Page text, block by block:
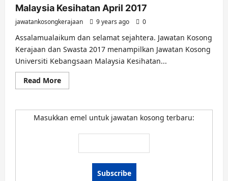
Malaysia Kesihatan April 2017
jawatankosongkerajaan 9 years ago 0
Assalamualaikum dan selamat sejahtera. Jawatan Kosong
Kerajaan dan Swasta 2017 menampilkan Jawatan Kosong
Universiti Kebangsaan Malaysia Kesihatan...
Read MoreRead
more
Kosong
Universiti
Kebangsaan
Kesihatan
Masukkan emel untuk jawatan kosong terbaru: